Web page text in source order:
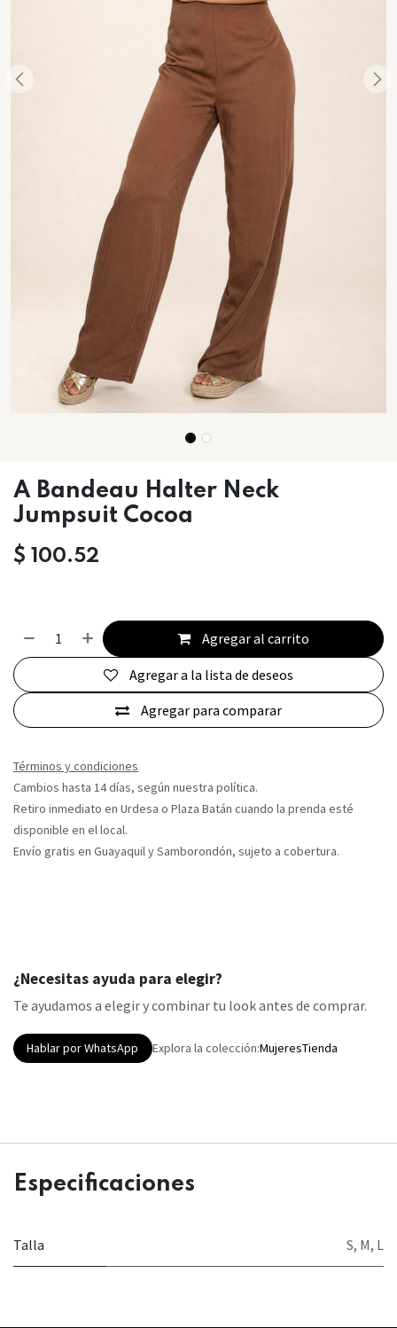
A Bandeau Halter Neck
Jumpsuit Cocoa
$ 100.52
Agregar al carrito
Agregar para comparar
Agregar a la lista de deseos
Términos y condiciones
Cambios hasta 14 días, según nuestra política.
Retiro inmediato en Urdesa o Plaza Batán cuando la prenda esté
disponible en el local.
Envío gratis en Guayaquil y Samborondón, sujeto a cobertura.
¿Necesitas ayuda para elegir?
Te ayudamos a elegir y combinar tu look antes de comprar.
Hablar por WhatsApp Explora la colección:MujeresTienda
Especificaciones
Talla S, M, L